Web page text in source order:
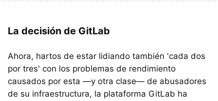
La decisión de GitLab
Ahora, hartos de estar lidiando también 'cada dos
por tres' con los problemas de rendimiento
causados por esta —y otra clase— de abusadores
de su infraestructura, la plataforma GitLab ha